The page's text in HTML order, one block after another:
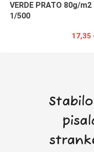
VERDE PRATO 80g/m2
1/500
17,35